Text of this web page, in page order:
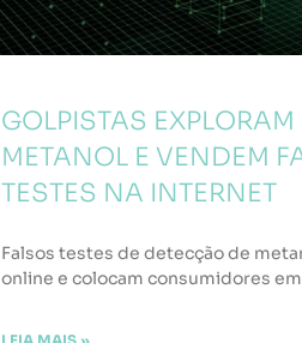
GOLPISTAS
METANOL E VENDEM
TESTES NA INTERNET
Falsos testes de detecção de
online e colocam consumidores